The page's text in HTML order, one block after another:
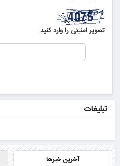
تصویر امنیتی را وارد کنید:
تبلیغات
آخرین خبرها